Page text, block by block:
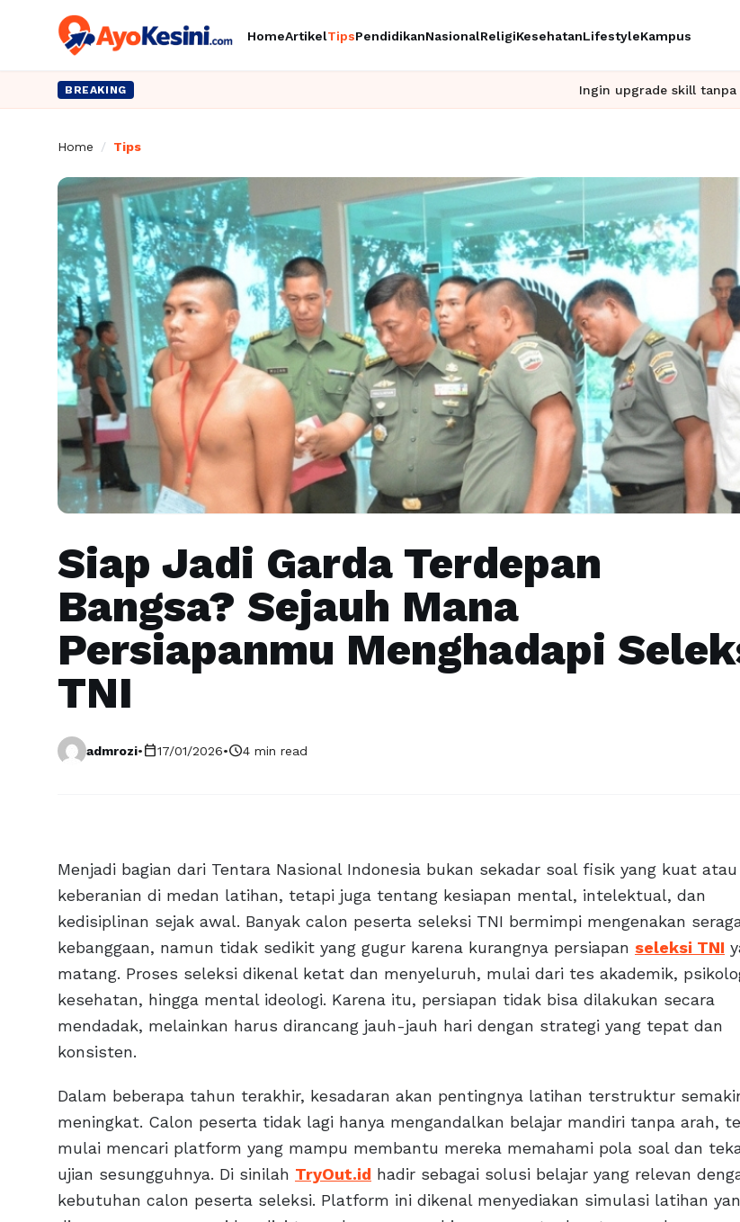
HomeArtikelTipsPendidikanNasionalReligiKesehatanLifestyleKampus
BREAKING Ingin upgrade skill tanpa ribet?
Home / Tips
Siap Jadi Garda Terdepan
Bangsa? Sejauh Mana
Persiapanmu Menghadapi
TNI
admrozi•calendar_today17/01/2026•schedule4 min read
Menjadi bagian dari Tentara Nasional Indonesia bukan sekadar soal fisik yang kuat atau
keberanian di medan latihan, tetapi juga tentang kesiapan mental, intelektual, dan
kedisiplinan sejak awal. Banyak calon peserta seleksi TNI bermimpi mengenakan
kebanggaan, namun tidak sedikit yang gugur karena kurangnya persiapan seleksi TNI
matang. Proses seleksi dikenal ketat dan menyeluruh, mulai dari tes akademik,
kesehatan, hingga mental ideologi. Karena itu, persiapan tidak bisa dilakukan secara
mendadak, melainkan harus dirancang jauh-jauh hari dengan strategi yang tepat dan
konsisten.
Dalam beberapa tahun terakhir, kesadaran akan pentingnya latihan terstruktur
meningkat. Calon peserta tidak lagi hanya mengandalkan belajar mandiri tanpa arah,
mulai mencari platform yang mampu membantu mereka memahami pola soal dan
ujian sesungguhnya. Di sinilah TryOut.id hadir sebagai solusi belajar yang relevan
kebutuhan calon peserta seleksi. Platform ini dikenal menyediakan simulasi latihan